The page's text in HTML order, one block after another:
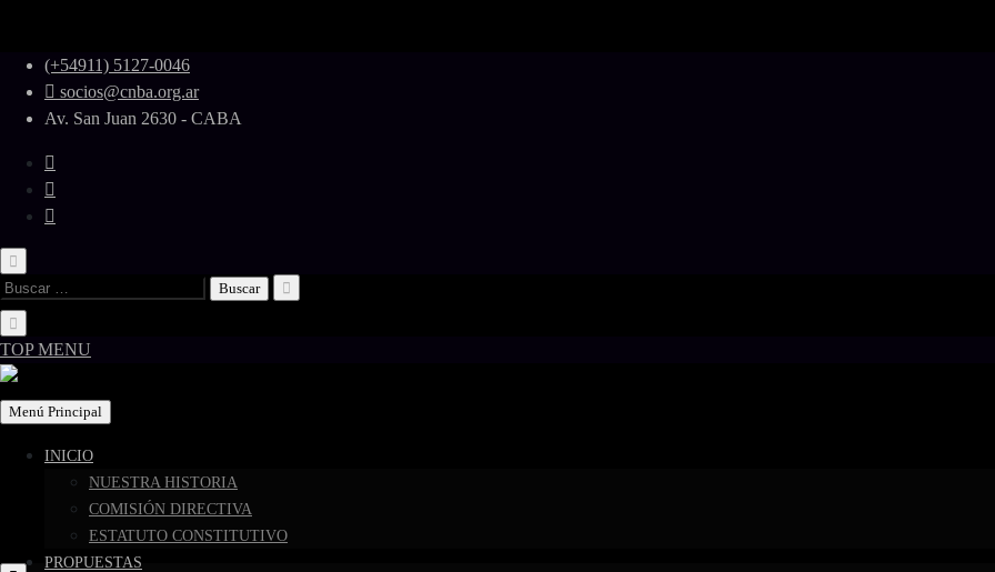
Skip
content
(+54911) 5127-0046
socios@cnba.org.ar
Av. San Juan 2630 - CABA
Buscar:
TOP MENU
Menú Principal
INICIO
NUESTRA HISTORIA
COMISIÓN DIRECTIVA
ESTATUTO CONSTITUTIVO
PROPUESTAS